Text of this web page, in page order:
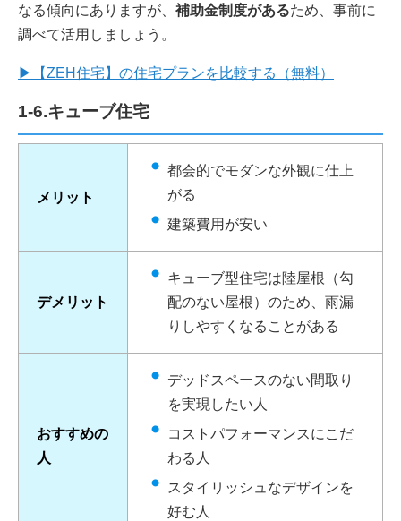
なる傾向にありますが、 補助金制度があるため、事前に
調べて活用しましょう。
▶【ZEH住宅】の住宅プランを比較する（無料）
1-6.キューブ住宅
メリット
都会的でモダンな外観に仕上
がる
建築費用が安い
デメリット
キューブ型住宅は陸屋根（勾
配のない屋根）のため、雨漏
りしやすくなることがある
おすすめの
人
デッドスペースのない間取り
を実現したい人
コストパフォーマンスにこだ
わる人
スタイリッシュなデザインを
好む人